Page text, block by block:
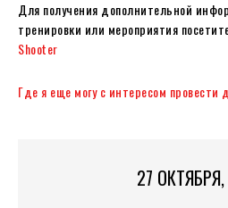
Для получения дополнительной
тренировки или мероприятия
Shooter
Где я еще могу с интересом провести
27